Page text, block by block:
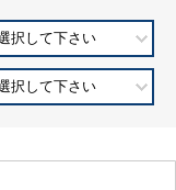
択して下さい
択して下さい